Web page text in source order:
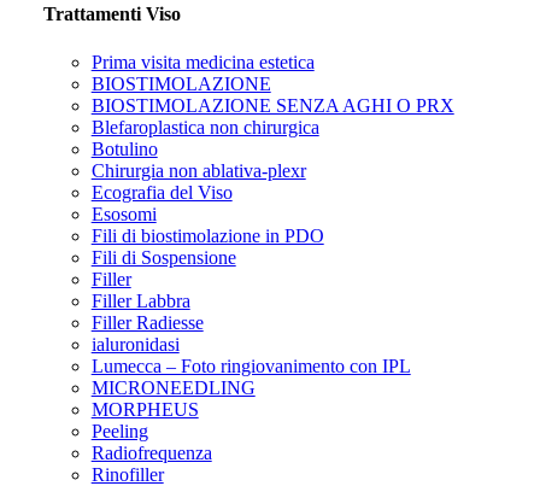
Trattamenti Viso
Prima visita medicina estetica
BIOSTIMOLAZIONE
BIOSTIMOLAZIONE SENZA AGHI O PRX
Blefaroplastica non chirurgica
Botulino
Chirurgia non ablativa-plexr
Ecografia del Viso
Esosomi
Fili di biostimolazione in PDO
Fili di Sospensione
Filler
Filler Labbra
Filler Radiesse
ialuronidasi
Lumecca – Foto ringiovanimento con IPL
MICRONEEDLING
MORPHEUS
Peeling
Radiofrequenza
Rinofiller